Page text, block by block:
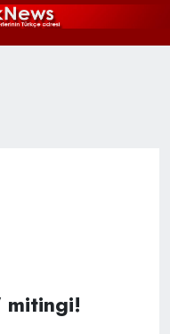
mitingi!